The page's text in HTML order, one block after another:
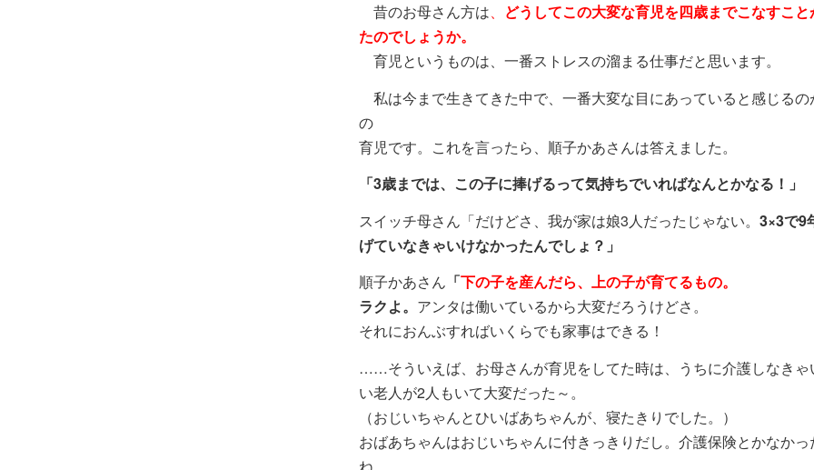
昔のお母さん方は、
どうしてこの大変な育児を四歳までこなすこと
たのでしょうか。
育児というものは、一番ストレスの溜まる仕事だと思います。
私は今まで生きてきた中で、一番大変な目にあっていると感じるの
の
育児です。これを言ったら、順子かあさんは答えました。
「3歳までは、この子に捧げるって気持ちでいればなんとかなる！」
スイッチ母さん「だけどさ、我が家は娘3人だったじゃない。 3×3で9
げていなきゃいけなかったんでしょ？」
順子かあさん 「下の子を産んだら、上の子が育てるもの。
ラクよ。 アンタは働いているから大変だろうけどさ。
それにおんぶすればいくらでも家事はできる！
……そういえば、お母さんが育児をしてた時は、うちに介護しなきゃ
い老人が2人もいて大変だった～。
（おじいちゃんとひいばあちゃんが、寝たきりでした。）
おばあちゃんはおじいちゃんに付きっきりだし。介護保険とかなかっ
ね。